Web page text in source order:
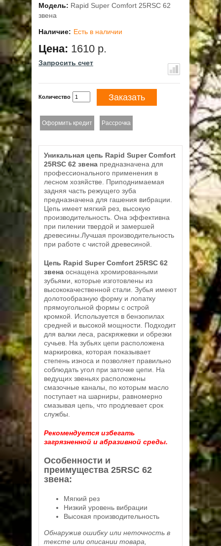
Модель: Rapid Super Comfort 25RSC 62
звена
Наличие: Есть в наличии
Цена: 1610 р.
Запросить счет
Количество Заказать
Оформить кредит Рассрочка
Уникальная цепь Rapid Super Comfort
25RSC 62 звена предназначена для
профессионального применения в
лесном хозяйстве. Приподнимаемая
задняя часть режущего зуба
предназначена для гашения вибрации.
Цепь имеет мягкий рез, высокую
производительность. Она эффективна
при пилении твердой и замершей
древесины.Лучшая производительность
при работе с чистой древесиной.
Цепь Rapid Super Comfort 25RSC 62
звена оснащена хромированными
зубьями, которые изготовлены из
высококачественной стали. Зубья имеют
долотообразную форму и лопатку
прямоугольной формы с острой
кромкой. Используется в бензопилах
средней и высокой мощности. Подходит
для валки леса, раскряжевки и обрезки
сучьев. На зубьях цепи расположена
маркировка, которая показывает
степень износа и позволяет правильно
соблюдать угол при заточке цепи. На
ведущих звеньях расположены
смазочные каналы, по которым масло
поступает на шарниры, равномерно
смазывая цепь, что продлевает срок
службы.
Рекомендуется избегать
загрязненной и абразивной среды.
Особенности и
преимущества 25RSС 62
звена:
Мягкий рез
Низкий уровень вибрации
Высокая производительность
Обнаружив ошибку или неточность в
тексте или описании товара,